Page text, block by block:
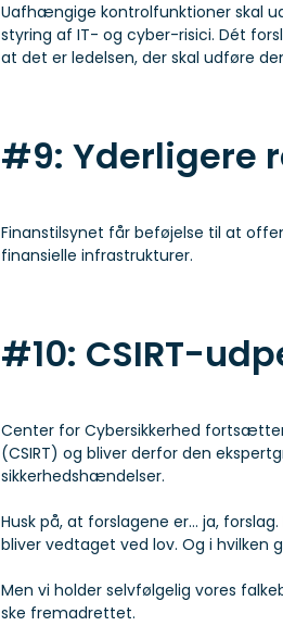
Uafhængige kontrolfunktioner skal
styring af IT- og cyber-risici. Dét
at det er ledelsen, der skal udføre
#9: Yderligere
Finanstilsynet får beføjelse til at
finansielle infrastrukturer.
#10: CSIRT-
Center for Cybersikkerhed
(CSIRT) og bliver derfor den
sikkerhedshændelser.
Husk på, at forslagene er… ja,
bliver vedtaget ved lov. Og i hvilken
Men vi holder selvfølgelig vores
ske fremadrettet.